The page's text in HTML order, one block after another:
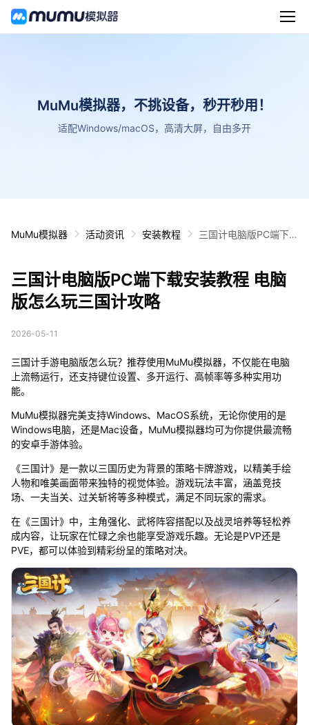
MuMu模拟器，不挑设备，秒开秒用！
适配Windows/macOS，高清大屏，自由多开
MuMu模拟器 活动资讯 安装教程
三国计电脑版PC端下
三国计电脑版PC端下载安装教程 电脑
版怎么玩三国计攻略
2026-05-11
三国计手游电脑版怎么玩？推荐使用MuMu模拟器，不仅能在电脑
上流畅运行，还支持键位设置、多开运行、高帧率等多种实用功
能。
MuMu模拟器完美支持Windows、MacOS系统，无论你使用的是
Windows电脑，还是Mac设备，MuMu模拟器均可为你提供最流畅
的安卓手游体验。
《三国计》是一款以三国历史为背景的策略卡牌游戏，以精美手绘
人物和唯美画面带来独特的视觉体验。游戏玩法丰富，涵盖竞技
场、一夫当关、过关斩将等多种模式，满足不同玩家的需求。
在《三国计》中，主角强化、武将阵容搭配以及战灵培养等轻松养
成内容，让玩家在忙碌之余也能享受游戏乐趣。无论是PVP还是
PVE，都可以体验到精彩纷呈的策略对决。